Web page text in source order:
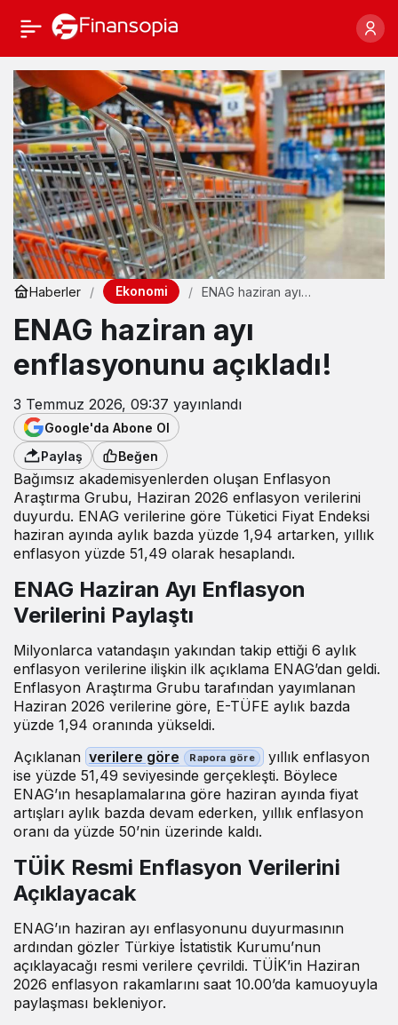
Haberler Ekonomi
ENAG haziran ayı
ENAG haziran ayı
enflasyonunu açıkladı!
3 Temmuz 2026, 09:37 yayınlandı
Google'da Abone Ol
Paylaş
Beğen
Bağımsız akademisyenlerden oluşan Enflasyon
Araştırma Grubu, Haziran 2026 enflasyon verilerini
duyurdu. ENAG verilerine göre Tüketici Fiyat Endeksi
haziran ayında aylık bazda yüzde 1,94 artarken, yıllık
enflasyon yüzde 51,49 olarak hesaplandı.
ENAG Haziran Ayı Enflasyon
Verilerini Paylaştı
Milyonlarca vatandaşın yakından takip ettiği 6 aylık
enflasyon verilerine ilişkin ilk açıklama ENAG’dan geldi.
Enflasyon Araştırma Grubu tarafından yayımlanan
Haziran 2026 verilerine göre, E-TÜFE aylık bazda
yüzde 1,94 oranında yükseldi.
Açıklanan verilere göre
yıllık enflasyon
ise yüzde 51,49 seviyesinde gerçekleşti. Böylece
ENAG’ın hesaplamalarına göre haziran ayında fiyat
artışları aylık bazda devam ederken, yıllık enflasyon
oranı da yüzde 50’nin üzerinde kaldı.
TÜİK Resmi Enflasyon Verilerini
Açıklayacak
ENAG’ın haziran ayı enflasyonunu duyurmasının
ardından gözler Türkiye İstatistik Kurumu’nun
açıklayacağı resmi verilere çevrildi. TÜİK’in Haziran
2026 enflasyon rakamlarını saat 10.00’da kamuoyuyla
paylaşması bekleniyor.